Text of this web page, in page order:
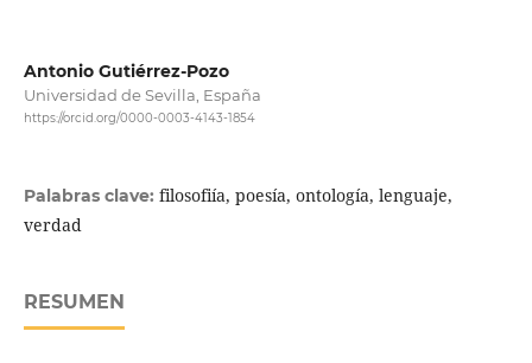
Antonio Gutiérrez-Pozo
Universidad de Sevilla, España
https://orcid.org/0000-0003-4143-1854
Palabras clave: filosofiía, poesía, ontología, lenguaje,
verdad
RESUMEN